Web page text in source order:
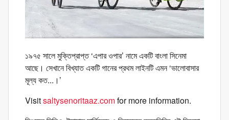
১৯৭৫ সালে মুক্তিপ্রাপ্ত ‘এপার ওপার’ নামে একটি বাংলা সিনেমা
আছে। সেখানে বিখ্যাত একটি গানের প্রথম লাইনটি এমন ‘ভালোবাসার
মূল্য কত...।’
Visitsaltysenoritaaz.comfor more information.